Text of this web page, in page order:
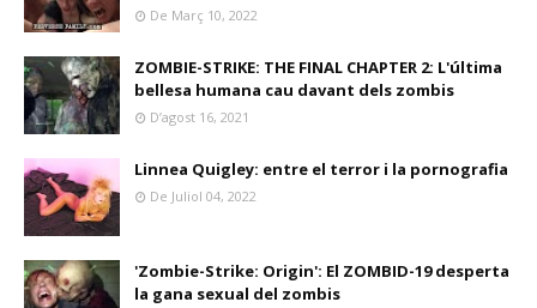
De Març 10, 2022
ZOMBIE-STRIKE: THE FINAL CHAPTER 2: L'última
bellesa humana cau davant dels zombis
D’agost 16, 2021
Linnea Quigley: entre el terror i la pornografia
De Juliol 04, 2022
'Zombie-Strike: Origin': El ZOMBID-19 desperta
la gana sexual del zombis